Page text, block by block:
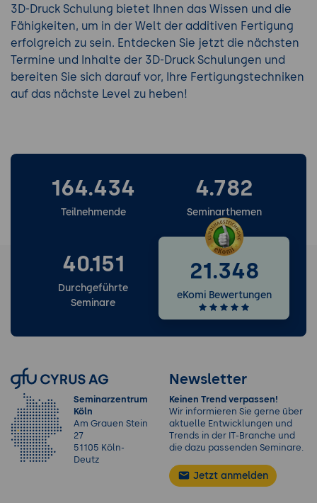
3D-Druck Schulung bietet Ihnen das Wissen und die
Fähigkeiten, um in der Welt der additiven Fertigung
erfolgreich zu sein. Entdecken Sie jetzt die nächsten
Termine und Inhalte der 3D-Druck Schulungen und
bereiten Sie sich darauf vor, Ihre Fertigungstechniken
auf das nächste Level zu heben!
164.434
Teilnehmende
4.782
Seminarthemen
40.151
Durchgeführte
Seminare
21.348
eKomi Bewertungen
Seminarzentrum
Köln
Am Grauen Stein
27
51105 Köln-
Deutz
Newsletter
Keinen Trend verpassen!
Wir informieren Sie gerne über
aktuelle Entwicklungen und
Trends in der IT-Branche und
die dazu passenden Seminare.
Jetzt anmelden